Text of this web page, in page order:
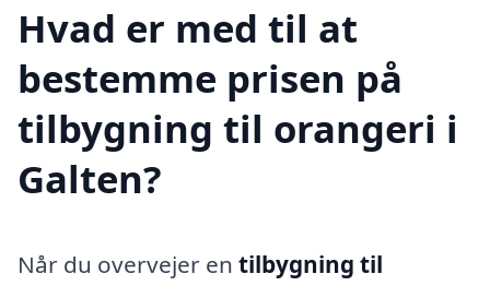
Hvad er med til at
bestemme prisen på
tilbygning til orangeri i
Galten?
Når du overvejer en tilbygning til